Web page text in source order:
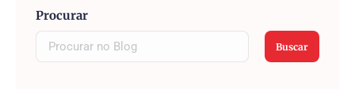
Procurar
Buscar